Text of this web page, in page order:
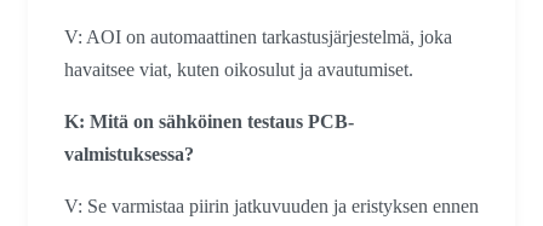
V: AOI on automaattinen tarkastusjärjestelmä, joka
havaitsee viat, kuten oikosulut ja avautumiset.
K: Mitä on sähköinen testaus PCB-
valmistuksessa?
V: Se varmistaa piirin jatkuvuuden ja eristyksen ennen